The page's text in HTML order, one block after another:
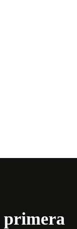
primera